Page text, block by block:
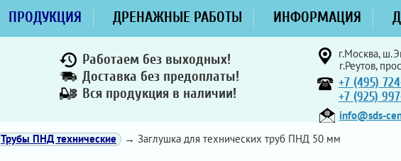
ПРОДУКЦИЯ ДРЕНАЖНЫЕ РАБОТЫ ИНФОРМАЦИЯ
Работаем без выходных!
Доставка без предоплаты!
Вся продукция в наличии!
г.Москва,
г.Реутов,
+7 (495)
+7 (925)
info@sds-
Трубы ПНД технические → Заглушка для технических труб ПНД 50 мм